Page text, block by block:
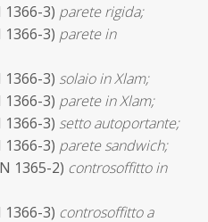
1366-3) parete rigida;
1366-3) parete in
1366-3) solaio in Xlam;
1366-3) parete in Xlam;
1366-3) setto autoportante;
1366-3) parete sandwich;
1365-2) controsoffitto in
1366-3) controsoffitto a